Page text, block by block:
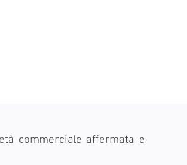
commerciale affermata e